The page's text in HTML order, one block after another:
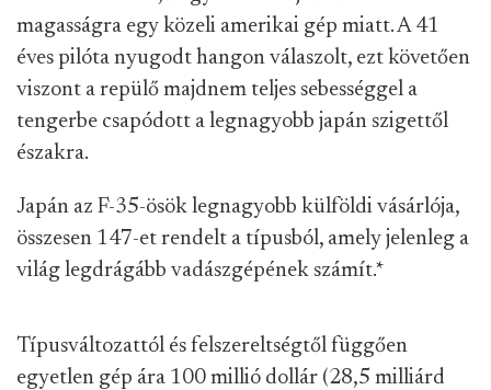
magasságra egy közeli amerikai gép miatt. A 41
éves pilóta nyugodt hangon válaszolt, ezt követően
viszont a repülő majdnem teljes sebességgel a
tengerbe csapódott a legnagyobb japán szigettől
északra.
Japán az F-35-ösök legnagyobb külföldi vásárlója,
összesen 147-et rendelt a típusból, amely jelenleg a
világ legdrágább vadászgépének számít.*
Típusváltozattól és felszereltségtől függően
egyetlen gép ára 100 millió dollár (28,5 milliárd